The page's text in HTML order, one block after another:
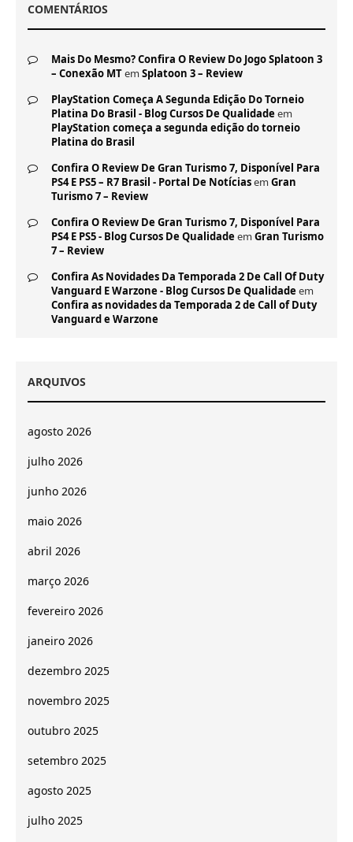
COMENTÁRIOS
Mais Do Mesmo? Confira O Review Do Jogo Splatoon 3
– Conexão MTem Splatoon 3 – Review
PlayStation Começa A Segunda Edição Do Torneio
Platina Do Brasil - Blog Cursos De Qualidade em
PlayStation começa a segunda edição do torneio
Platina do Brasil
Confira O Review De Gran Turismo 7, Disponível Para
PS4 E PS5 – R7 Brasil - Portal De Notíciasem Gran
Turismo 7 – Review
Confira O Review De Gran Turismo 7, Disponível Para
PS4 E PS5 - Blog Cursos De Qualidade em Gran Turismo
7 – Review
Confira As Novidades Da Temporada 2 De Call Of Duty
Vanguard E Warzone - Blog Cursos De Qualidade em
Confira as novidades da Temporada 2 de Call of Duty
Vanguard e Warzone
ARQUIVOS
agosto 2026
julho 2026
junho 2026
maio 2026
abril 2026
março 2026
fevereiro 2026
janeiro 2026
dezembro 2025
novembro 2025
outubro 2025
setembro 2025
agosto 2025
julho 2025